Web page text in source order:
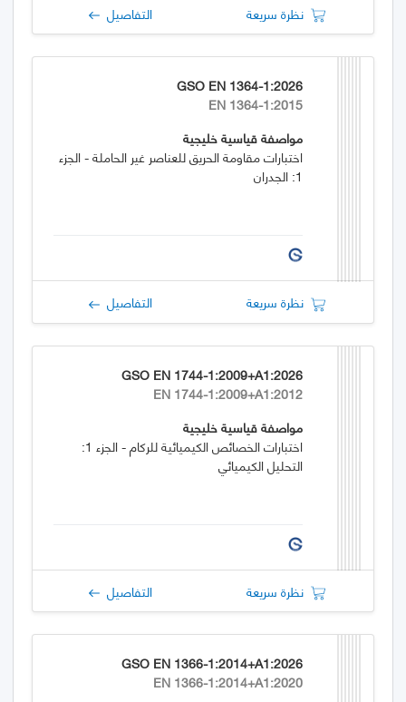
نظرة سريعة التفاصيل
GSO EN 1364-1:2026
EN 1364-1:2015
مواصفة قياسية خليجية
اختبارات مقاومة الحريق للعناصر غير الحاملة - الجزء
1: الجدران
نظرة سريعة التفاصيل
GSO EN 1744-1:2009+A1:2026
EN 1744-1:2009+A1:2012
مواصفة قياسية خليجية
اختبارات الخصائص الكيميائية للركام - الجزء 1:
التحليل الكيميائي
نظرة سريعة التفاصيل
GSO EN 1366-1:2014+A1:2026
EN 1366-1:2014+A1:2020